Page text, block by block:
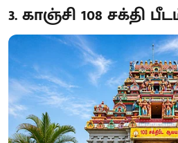
3. காஞ்சி 108 சக்தி